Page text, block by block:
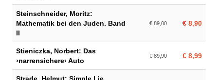
Steinschneider, Moritz:
Mathematik bei den Juden. Band
II
€ 89,00 € 8,90
Stieniczka, Norbert: Das
›narrensichere‹ Auto
€ 89,90 € 8,99